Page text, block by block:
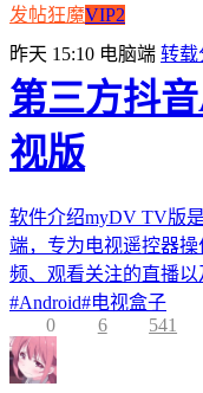
发帖狂魔VIP2
昨天 15:10 电脑端 转载
第三方抖
视版
软件介绍myDV TV版
端，专为电视遥控器
频、观看关注的直播
#Android#电视盒子
0
6 541